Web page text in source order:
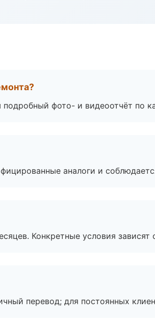
фото- и видеоотчёт по
аналоги и
Конкретные условия зависят
перевод; для постоянных